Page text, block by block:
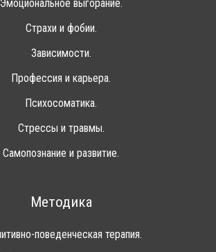
Эмоциональное выгорание.
Страхи и фобии.
Зависимости.
Профессия и карьера.
Психосоматика.
Стрессы и травмы.
Самопознание и развитие.
Методика
поведенческая терапия.